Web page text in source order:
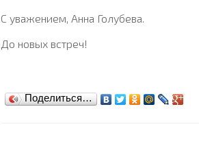
С уважением, Анна Голубева.
До новых встреч!
Поделиться…